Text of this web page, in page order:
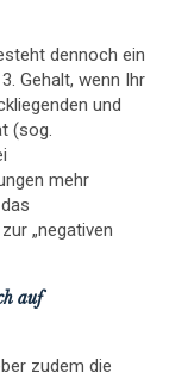
dennoch ein
Gehalt, wenn Ihr
und
(sog.
mehr
„negativen
auf
zudem die